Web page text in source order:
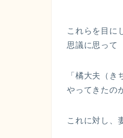
これらを目に
思議に思って
「橘大夫（
やってきたの
これに対し、